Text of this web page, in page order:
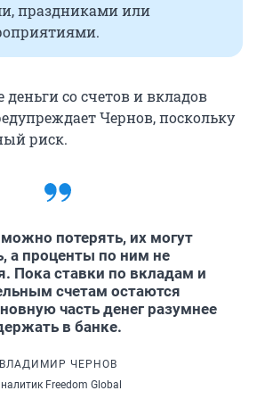
праздниками или
деньги со счетов и вкладов
Чернов, поскольку
риск.
потерять, их могут
а проценты по ним не
Пока ставки по вкладам и
счетам остаются
часть денег разумнее
в банке.
ВЛАДИМИР ЧЕРНОВ
Freedom Global